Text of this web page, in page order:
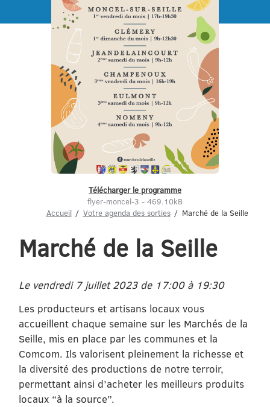
Menu
Télécharger le programme
flyer-moncel-3 - 469.10kB
Accueil
Votre agenda des sorties Marché de la Seille
Marché de la Seille
Le vendredi 7 juillet 2023 de 17:00 à 19:30
Les producteurs et artisans locaux vous
accueillent chaque semaine sur les Marchés de la
Seille, mis en place par les communes et la
Comcom. Ils valorisent pleinement la richesse et
la diversité des productions de notre terroir,
permettant ainsi d’acheter les meilleurs produits
locaux “à la source”.